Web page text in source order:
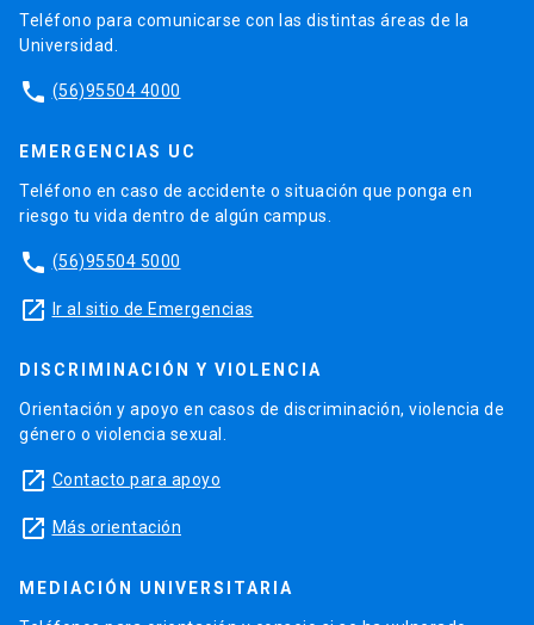
Teléfono para comunicarse con las distintas áreas de la
Universidad.
phone (56)95504 4000
EMERGENCIAS UC
Teléfono en caso de accidente o situación que ponga en
riesgo tu vida dentro de algún campus.
phone (56)95504 5000
launch Ir al sitio de Emergencias
DISCRIMINACIÓN Y VIOLENCIA
Orientación y apoyo en casos de discriminación, violencia de
género o violencia sexual.
launch Contacto para apoyo
launch Más orientación
MEDIACIÓN UNIVERSITARIA